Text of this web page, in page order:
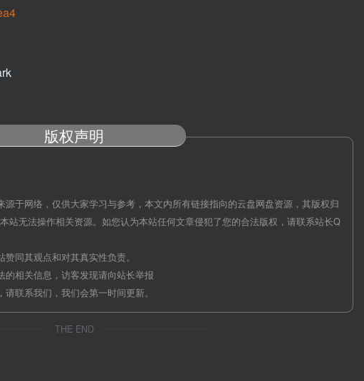
版权声明
源于网络，仅供大家学习与参考，本文内所有链接指向的云盘网盘资源，其版权归
站无法操作相关资源。如您认为本站任何文章侵犯了您的合法版权，请联系站长Q
同其观点和对其真实性负责。
相关信息，访客发现请向站长举报
联系我们，我们会第一时间更新。
THE END